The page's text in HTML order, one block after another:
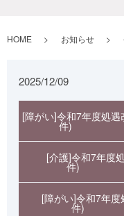
HOME お知らせ
2025/12/09
[障がい]令和7年
件) 株式
[介護]令和7年
件) 有
[障がい]令和7
件)